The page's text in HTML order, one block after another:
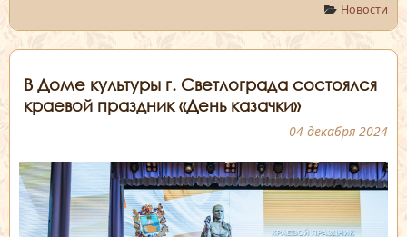
Новости
В Доме культуры г. Светлограда состоялся
краевой праздник «День казачки»
04 декабря 2024